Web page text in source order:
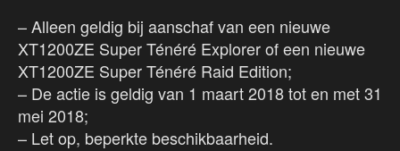
– Alleen geldig bij aanschaf van een nieuwe
XT1200ZE Super Ténéré Explorer of een nieuwe
XT1200ZE Super Ténéré Raid Edition;
– De actie is geldig van 1 maart 2018 tot en met 31
mei 2018;
– Let op, beperkte beschikbaarheid.